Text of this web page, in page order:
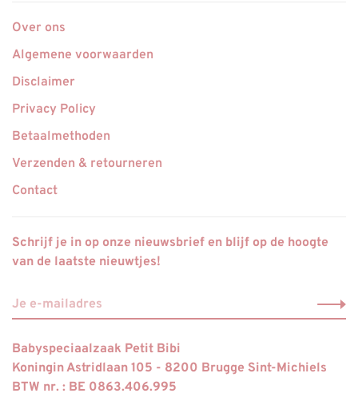
Over ons
Algemene voorwaarden
Disclaimer
Privacy Policy
Betaalmethoden
Verzenden & retourneren
Contact
Schrijf je in op onze nieuwsbrief en blijf op de hoogte
van de laatste nieuwtjes!
Babyspeciaalzaak Petit Bibi
Koningin Astridlaan 105 - 8200 Brugge Sint-Michiels
BTW nr. : BE 0863.406.995